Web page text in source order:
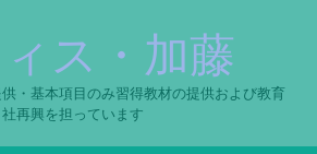
ス・加藤
・基本項目のみ習得教材の提供および教育
社再興を担っています